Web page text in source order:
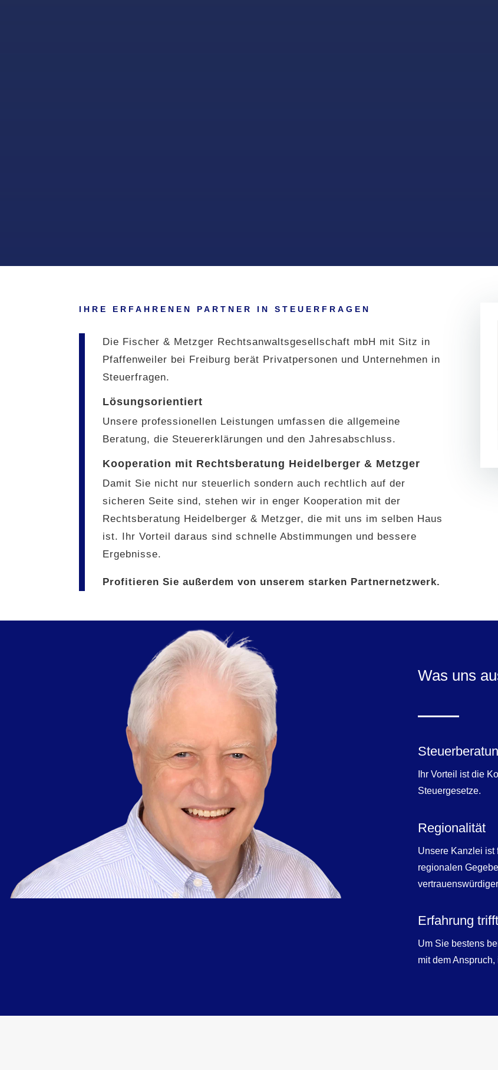
IHRE ERFAHRENEN PARTNER IN STEUERFRAGEN
Die Fischer & Metzger Rechtsanwaltsgesellschaft mbH mit Sitz in
Pfaffenweiler bei Freiburg berät Privatpersonen und Unternehmen in
Steuerfragen.
Lösungsorientiert
Unsere professionellen Leistungen umfassen die allgemeine
Beratung, die Steuererklärungen und den Jahresabschluss.
Kooperation mit Rechtsberatung Heidelberger & Metzger
Damit Sie nicht nur steuerlich sondern auch rechtlich auf der
sicheren Seite sind, stehen wir in enger Kooperation mit der
Rechtsberatung Heidelberger & Metzger, die mit uns im selben Haus
ist. Ihr Vorteil daraus sind schnelle Abstimmungen und bessere
Ergebnisse.
Profitieren Sie außerdem von unserem starken Partnernetzwerk.
Was uns
Ihr Vorteil ist die
Steuergesetze.
Regionalität
Unsere Kanzlei ist
regionalen
Erfahrung
Um Sie bestens
mit dem